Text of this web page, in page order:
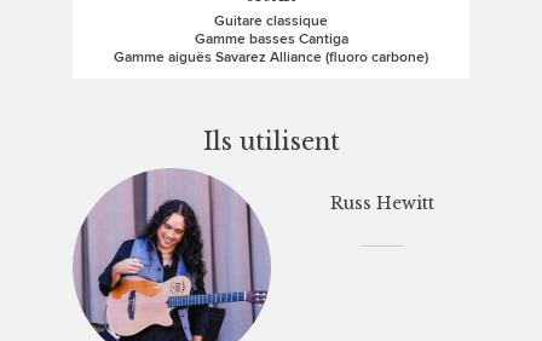
Guitare classique
Gamme basses Cantiga
Gamme aiguës Savarez Alliance (fluoro carbone)
Ils utilisent
Russ Hewitt